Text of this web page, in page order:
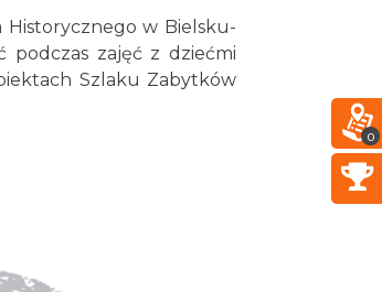
w Bielsku-
podczas zajęć z dziećmi
Szlaku Zabytków
0